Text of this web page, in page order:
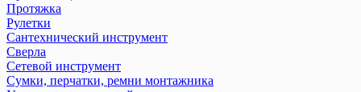
Протяжка
Рулетки
Сантехнический инструмент
Сверла
Сетевой инструмент
Сумки, перчатки, ремни монтажника